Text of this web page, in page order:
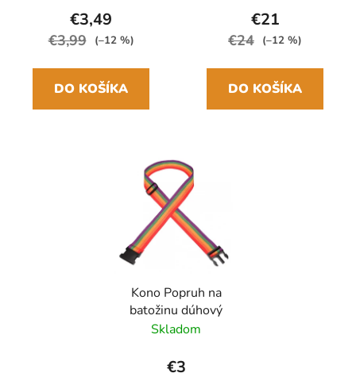
€3,49
€3,99 (–12 %)
DO KOŠÍKA
€21
€24 (–12 %)
DO KOŠÍKA
Kono Popruh na
batožinu dúhový
Skladom
€3